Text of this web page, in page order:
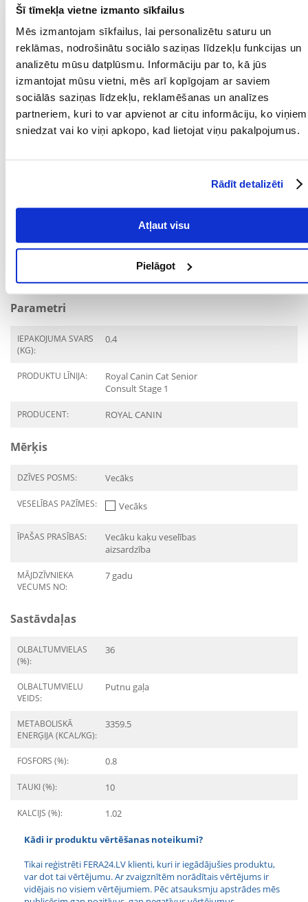
Šī tīmekļa vietne izmanto sīkfailus
Mēs izmantojam sīkfailus, lai personalizētu saturu un
reklāmas, nodrošinātu sociālo saziņas līdzekļu funkcijas un
analizētu mūsu datplūsmu. Informāciju par to, kā jūs
izmantojat mūsu vietni, mēs arī kopīgojam ar saviem
sociālās saziņas līdzekļu, reklamēšanas un analīzes
partneriem, kuri to var apvienot ar citu informāciju, ko viņiem
sniedzat vai ko viņi apkopo, kad lietojat viņu pakalpojumus.
Rādīt detalizēti
Atļaut visu
Pielāgot
Pirms lietošanas vai ilgstošas lietošanas konsultējieties ar
veterinārārstu. Sākotnēji barojiet sausā veidā līdz 6. Vienmēr
nodrošiniet svaiga ūdens pieejamību dzeršanai.
Ķermeņa svars Mazs svars Normāls svars Liekais svars
kg grami grami grami
2 42 35 28
2,5 49 41 33
3 56 47 38
3,5 63 52 42
4 69 58 46
5 81 68 54
7 103 86 69
8,5 118 98 79
10 132 111 88
Parametri
IEPAKOJUMA SVARS
(KG):
0.4
PRODUKTU LĪNIJA:
Royal Canin Cat Senior
Consult Stage 1
PRODUCENT: ROYAL CANIN
Mērķis
DZĪVES POSMS: Vecāks
VESELĪBAS PAZĪMES: Vecāks
ĪPAŠAS PRASĪBAS:
Vecāku kaķu veselības
aizsardzība
MĀJDZĪVNIEKA
VECUMS NO:
7 gadu
Sastāvdaļas
OLBALTUMVIELAS
(%):
36
OLBALTUMVIELU
VEIDS:
Putnu gaļa
METABOLISKĀ
ENERĢIJA (KCAL/KG):
3359.5
FOSFORS (%): 0.8
TAUKI (%): 10
KALCIJS (%): 1.02
Kādi ir produktu vērtēšanas noteikumi?
Tikai reģistrēti FERA24.LV klienti, kuri ir iegādājušies produktu,
var dot tai vērtējumu. Ar zvaigznītēm norādītais vērtējums ir
vidējais no visiem vērtējumiem. Pēc atsauksmju apstrādes mēs